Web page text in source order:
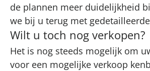
de plannen meer duidelijkheid
we bij u terug met
Wilt u toch nog verkopen?
Het is nog steeds mogelijk om
voor een mogelijke verkoop